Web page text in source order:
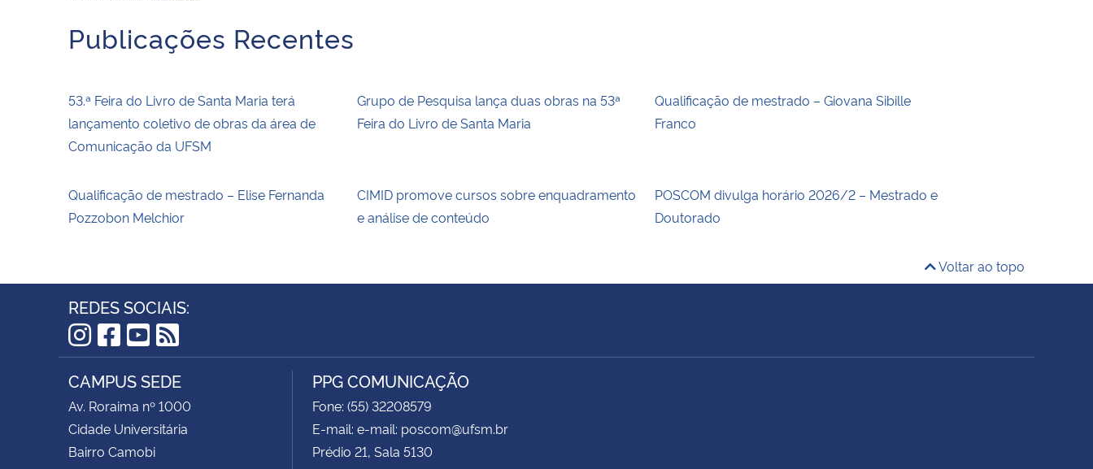
Publicações Recentes
53.ª Feira do Livro de Santa Maria terá
lançamento coletivo de obras da área de
Comunicação da UFSM
Grupo de Pesquisa lança duas obras na 53ª
Feira do Livro de Santa Maria
Qualificação de mestrado – Giovana Sibille
Franco
Qualificação de mestrado – Elise Fernanda
Pozzobon Melchior
CIMID promove cursos sobre enquadramento
e análise de conteúdo
POSCOM divulga horário 2026/2 – Mestrado e
Doutorado
Voltar ao topo
REDES SOCIAIS:
Instagram
Facebook
YouTube
RSS
CAMPUS SEDE
Av. Roraima nº 1000
Cidade Universitária
Bairro Camobi
PPG COMUNICAÇÃO
Fone: (55) 32208579
E-mail: e-mail: poscom@ufsm.br
Prédio 21, Sala 5130